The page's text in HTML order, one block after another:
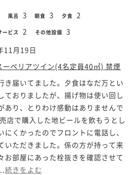
風呂 3 朝食 3 夕食 2
ービス 2 その他設備 3
11月19日
ーペリアツイン(4名定員40㎡) 禁煙
き届いてました。夕食はなだ万とい
ておりましたが、揚げ物は使い回し
あり、とりわけ感動はありませんで
店で購入した地ビールを飲もうとし
くかったのでフロントに電話し、
いただきました。係の方が持って来
お部屋にあった栓抜きを確認させて
続きをよむ